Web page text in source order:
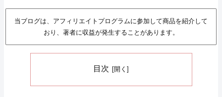
当ブログは、アフィリエイトプログラムに参加して商品を紹介して
おり、著者に収益が発生することがあります。
目次